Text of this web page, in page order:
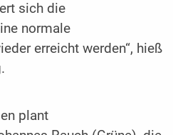
sich die
normale
erreicht werden“, hieß
plant